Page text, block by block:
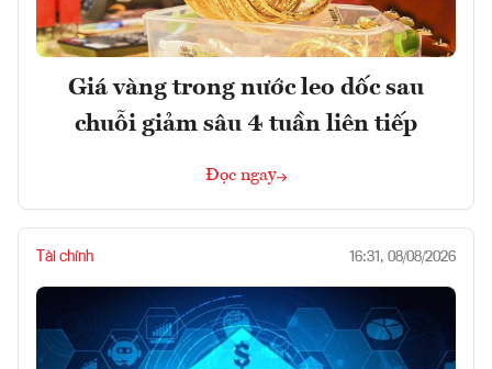
Giá vàng trong nước leo dốc sau
chuỗi giảm sâu 4 tuần liên tiếp
Đọc ngay
Tài chính 16:31, 08/08/2026